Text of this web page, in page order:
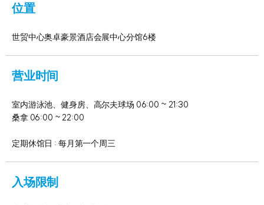
位置
世贸中心奥卓豪景酒店会展中心分馆6楼
营业时间
室内游泳池、健身房、高尔夫球场 06:00 ~ 21:30
桑拿 06:00 ~ 22:00
定期休馆日 : 每月第一个周三
入场限制